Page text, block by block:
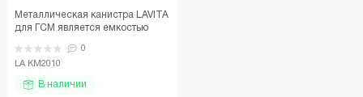
Металлическая канистра LAVITA
для ГСМ является емкостью
изготовлено из..
0
LA KM2010
В наличии